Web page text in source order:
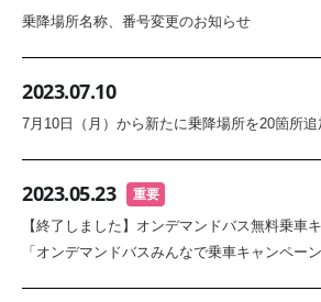
乗降場所名称、番号変更のお知らせ
2023.07.10
7月10日（月）から新たに乗降場所を20箇所追
2023.05.23 重要
【終了しました】オンデマンドバス無料乗車
「オンデマンドバスみんなで乗車キャンペー